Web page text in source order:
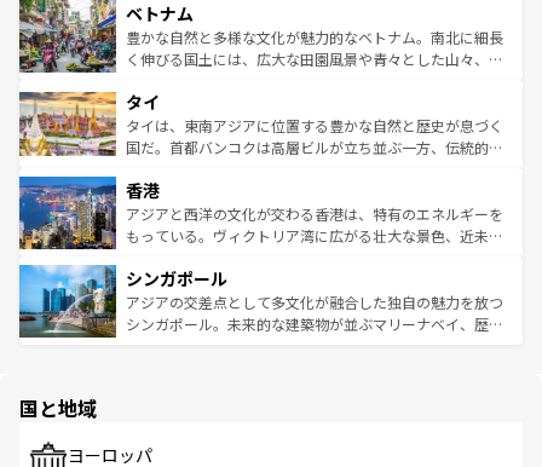
参照してほしい。
容にもいいと評判のスイーツなど、バラエティ豊かな料理
が味わえる。 なお、新着の台湾情報は コンテンツ一覧を参
照してほしい。
き、地方に足を延ばせば四季折々の自然美を楽しむことが
できる。そして、キムチや焼肉、絶品のストリートフード
まで、さまざまな韓国料理が待っている。夜には、韓国な
リティに包まれながら、韓国の多彩な魅力を心ゆくまで味
わってみてほしい。 なお、新着の韓国情報はコンテンツ一
覧を参照してほしい。
ベトナム
豊かな自然と多様な文化が魅力的なベトナム。南北に細長
く伸びる国土には、広大な田園風景や青々とした山々、世
急速な発展と共に伝統が息づく。ハノイの古い町並みやホ
ーチミン市のフランス統治時代の建物も、独特の雰囲気を
醸し出している。また、バラエティの豊かさとおいしさで
とつ。フォーやバインミー、ベトナムコーヒーなどは、ぜ
ひ現地で味わいたい。どの地域を訪れてもあたたかい人々
が旅行者を迎えてくれるので、きっと忘れられない旅にな
参照してほしい。
タイ
タイは、東南アジアに位置する豊かな自然と歴史が息づく
国だ。首都バンコクは高層ビルが立ち並ぶ一方、伝統的な
の活気が交差している。北部ではチェンマイなどの山岳地
帯で自然と触れ合い、南部ではプーケットやクラビの美し
いビーチでリゾート気分を楽しむことができる。タイ料理
激する。気候は一年中温暖で、どの季節にも異なる楽しみ
が待っている。親しみやすいタイの人々、仏教を中心とし
た文化、そして多様な観光資源が、訪れる旅人を魅了し続
香港
アジアと西洋の文化が交わる香港は、特有のエネルギーを
もっている。ヴィクトリア湾に広がる壮大な景色、近未来
み、どこを訪れても感動するはず。観光スポットが密集し
ており、効率よく見どころを回れるのも魅力。息をのむよ
うな絶景から文化的な体験まで、香港を存分に楽しみ尽く
シンガポール
アジアの交差点として多文化が融合した独自の魅力を放つ
シンガポール。未来的な建築物が並ぶマリーナベイ、歴史
で、ホーカーズは地元の風情を楽しめる外せないスポット
国と地域
ヨーロッパ